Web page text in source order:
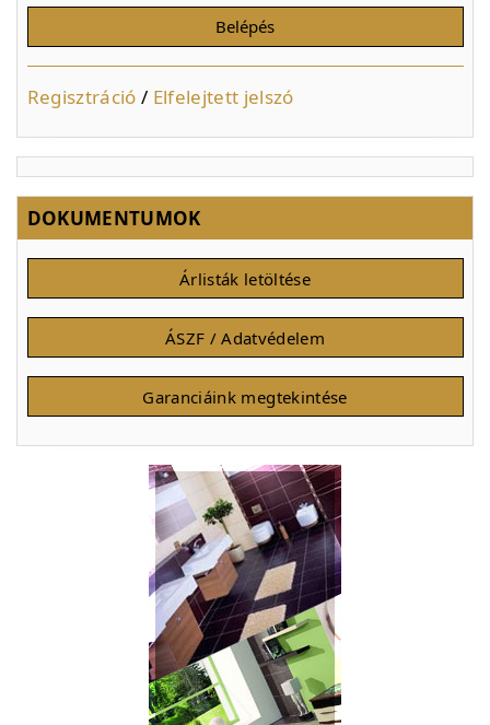
Regisztráció / Elfelejtett jelszó
DOKUMENTUMOK
Árlisták letöltése
ÁSZF / Adatvédelem
Garanciáink megtekintése